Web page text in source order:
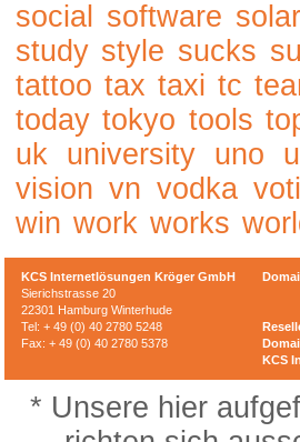
social
software solar
study style sucks
tattoo tax taxi tc
today tokyo tools
uk
university uno
vision vn vodka
win work works
KCS Internetlösungen Kröger GmbH
Sierichstrasse 20
22301 Hamburg Winterhude
Tel: + 49 (0) 40 2780 5248
Fax: + 49 (0) 40 2780 5378
KCS
* Unsere hier